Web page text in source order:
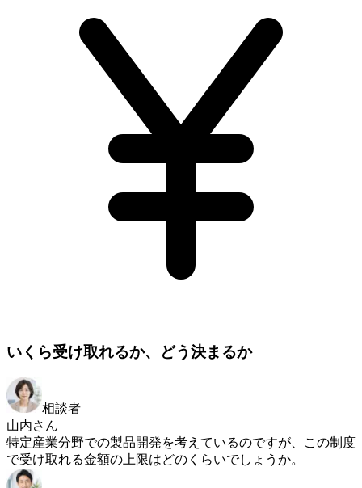
いくら受け取れるか、どう決まるか
相談者
山内さん
特定産業分野での製品開発を考えているのですが、この制度
で受け取れる金額の上限はどのくらいでしょうか。